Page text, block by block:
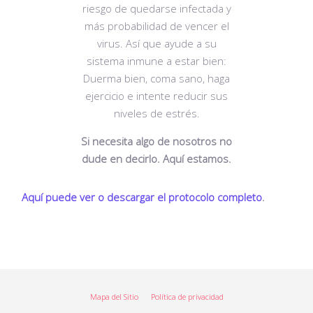
riesgo de quedarse infectada y
más probabilidad de vencer el
virus. Así que ayude a su
sistema inmune a estar bien:
Duerma bien, coma sano, haga
ejercicio e intente reducir sus
niveles de estrés.
Si necesita algo de nosotros no
dude en decirlo. Aquí estamos.
Aquí puede ver o descargar el protocolo completo.
Mapa del Sitio Política de privacidad